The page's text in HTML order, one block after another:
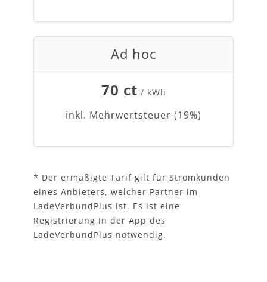
Ad hoc
70 ct / kWh
inkl. Mehrwertsteuer (19%)
* Der ermäßigte Tarif gilt für Stromkunden
eines Anbieters, welcher Partner im
LadeVerbundPlus ist. Es ist eine
Registrierung in der App des
LadeVerbundPlus notwendig.